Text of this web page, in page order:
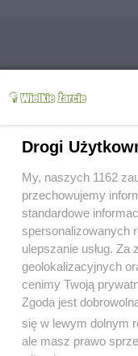
Drogi
My, naszych 1162
przechowujemy
standardowe
spersonalizowanych
ulepszanie usług.
geolokalizacyjnych
cenimy Twoją
Zgoda jest
się w lewym dolnym
ale masz prawo